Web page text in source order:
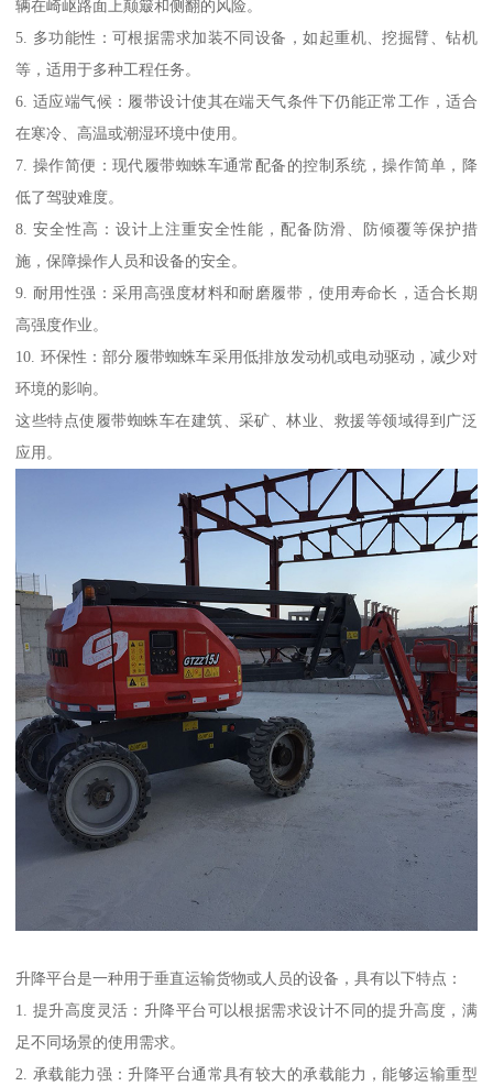
辆在崎岖路面上颠簸和侧翻的风险。
5. 多功能性：可根据需求加装不同设备，如起重机、挖掘臂、钻机
等，适用于多种工程任务。
6. 适应端气候：履带设计使其在端天气条件下仍能正常工作，适合
在寒冷、高温或潮湿环境中使用。
7. 操作简便：现代履带蜘蛛车通常配备的控制系统，操作简单，降
低了驾驶难度。
8. 安全性高：设计上注重安全性能，配备防滑、防倾覆等保护措
施，保障操作人员和设备的安全。
9. 耐用性强：采用高强度材料和耐磨履带，使用寿命长，适合长期
高强度作业。
10. 环保性：部分履带蜘蛛车采用低排放发动机或电动驱动，减少对
环境的影响。
这些特点使履带蜘蛛车在建筑、采矿、林业、救援等领域得到广泛
应用。
升降平台是一种用于垂直运输货物或人员的设备，具有以下特点：
1. 提升高度灵活：升降平台可以根据需求设计不同的提升高度，满
足不同场景的使用需求。
2. 承载能力强：升降平台通常具有较大的承载能力，能够运输重型